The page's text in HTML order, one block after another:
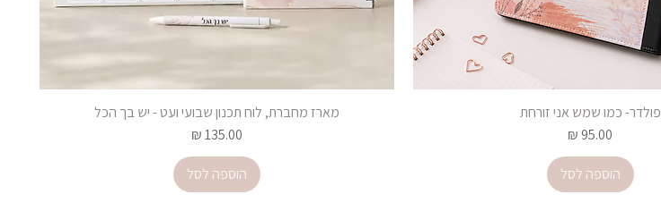
פולדר- כמו שמש אני זורחת
מחיר
הוספה לסל
מארז מחברת, לוח תכנון שבועי ועט - יש בך הכל
מחיר
הוספה לסל